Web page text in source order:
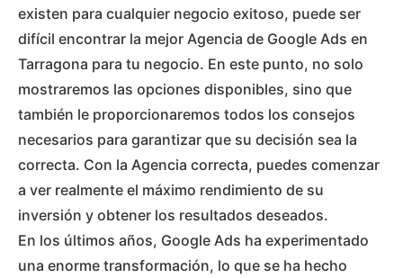
existen para cualquier negocio exitoso, puede ser
difícil encontrar la mejor Agencia de Google Ads en
Tarragona para tu negocio. En este punto, no solo
mostraremos las opciones disponibles, sino que
también le proporcionaremos todos los consejos
necesarios para garantizar que su decisión sea la
correcta. Con la Agencia correcta, puedes comenzar
a ver realmente el máximo rendimiento de su
inversión y obtener los resultados deseados.
En los últimos años, Google Ads ha experimentado
una enorme transformación, lo que se ha hecho